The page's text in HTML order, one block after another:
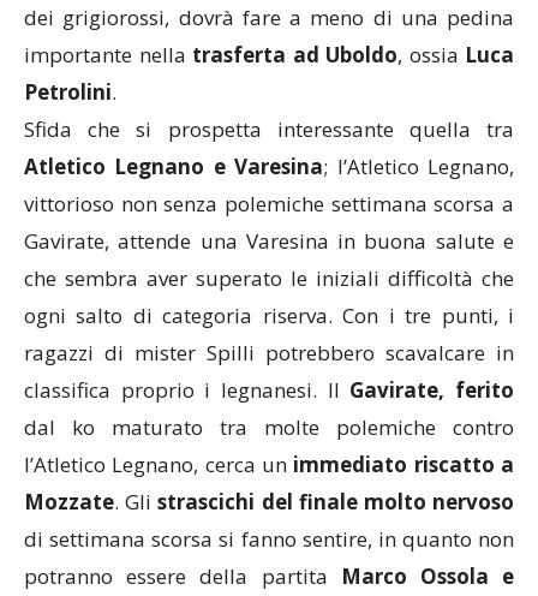
dei grigiorossi, dovrà fare a meno di una pedina
importante nella trasferta ad Uboldo, ossia Luca
Petrolini.
Sfida che si prospetta interessante quella tra
Atletico Legnano e Varesina; l’Atletico Legnano,
vittorioso non senza polemiche settimana scorsa a
Gavirate, attende una Varesina in buona salute e
che sembra aver superato le iniziali difficoltà che
ogni salto di categoria riserva. Con i tre punti, i
ragazzi di mister Spilli potrebbero scavalcare in
classifica proprio i legnanesi. Il Gavirate, ferito
dal ko maturato tra molte polemiche contro
l’Atletico Legnano, cerca un immediato riscatto a
Mozzate. Glistrascichi del finale molto nervoso
di settimana scorsa si fanno sentire, in quanto non
potranno essere della partita
Marco Ossola e